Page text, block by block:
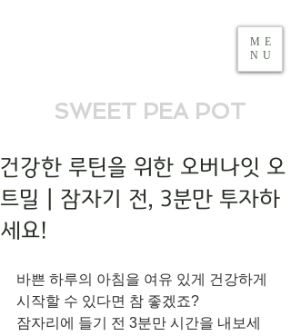
SWEET PEA POT
ME
NU
건강한 루틴을 위한 오버나잇 오
트밀 | 잠자기 전, 3분만 투자하
세요!
바쁜 하루의 아침을 여유 있게 건강하게
시작할 수 있다면 참 좋겠죠?
잠자리에 들기 전 3분만 시간을 내보세